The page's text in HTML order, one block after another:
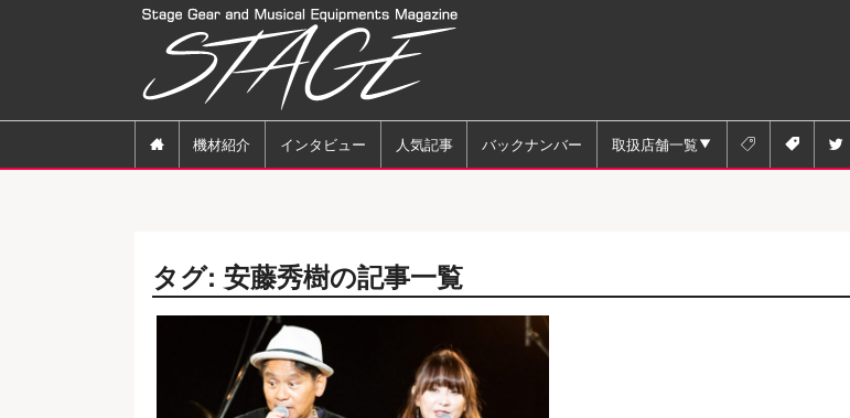
 機材紹介 インタビュー 人気記事 バックナンバー 取扱店舗一覧   
タグ: 安藤秀樹の記事一覧